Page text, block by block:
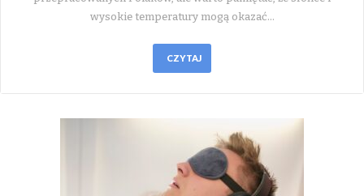
wysokie temperatury mogą okazać…
CZYTAJ